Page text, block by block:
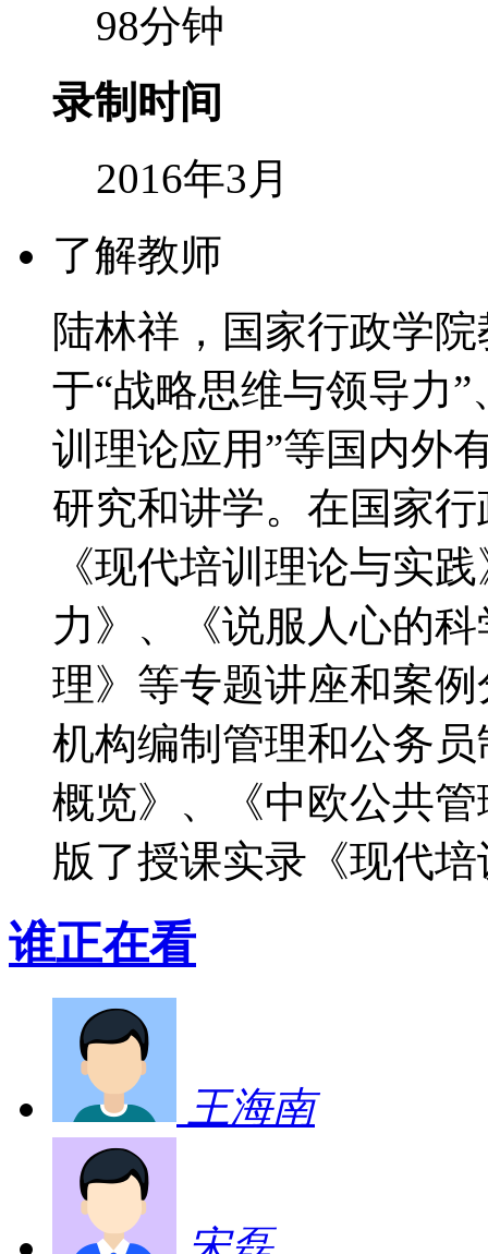
98分钟
录制时间
2016年3月
了解教师
陆林祥，国家行政学
于“战略思维与领导力
训理论应用”等国内外
研究和讲学。在国家
《现代培训理论与实
力》、《说服人心的
理》等专题讲座和案
机构编制管理和公务
概览》、《中欧公共
版了授课实录《现代
谁正在看
王海南